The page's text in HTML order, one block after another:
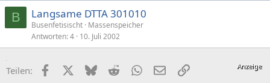
B Langsame DTTA 301010
Busenfetisischt Massenspeicher
Antworten 4 10. Juli 2002
Teilen: FacebookX (Twitter)
BlueskyRedditWhatsApp
E-MailLink